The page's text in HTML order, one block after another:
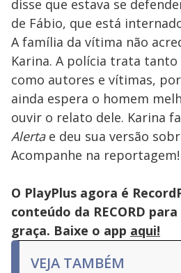
disse que estava se
de Fábio, que está
A família da vítima não
Karina. A polícia trata
como autores e vítimas,
ainda espera o homem
ouvir o relato dele. Karina
Alertae deu sua versão
Acompanhe na reportagem!
O PlayPlus agora é
conteúdo da RECORD
graça. Baixe o app aqui!
VEJA TAMBÉM